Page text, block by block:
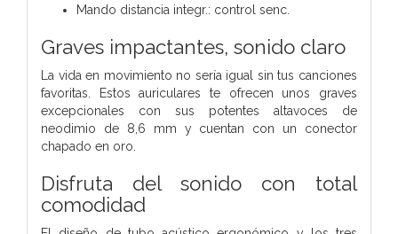
Mando distancia integr.: control senc.
Graves impactantes, sonido claro
La vida en movimiento no sería igual sin tus canciones
favoritas. Estos auriculares te ofrecen unos graves
excepcionales con sus potentes altavoces de
neodimio de 8,6 mm y cuentan con un conector
chapado en oro.
Disfruta del sonido con total
comodidad